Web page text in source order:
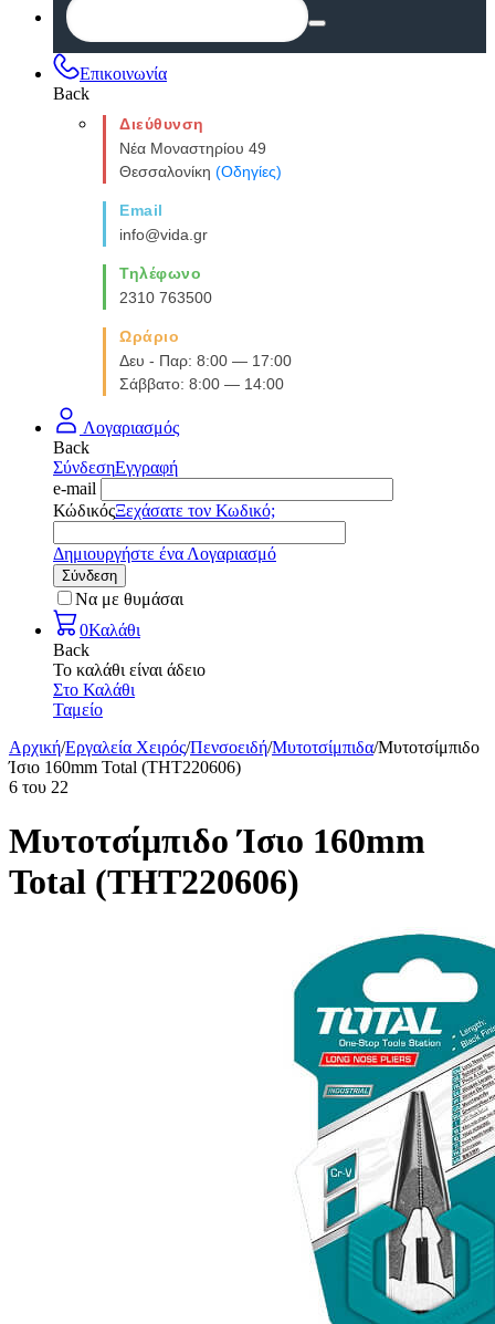
Επικοινωνία
Back
Διεύθυνση
Νέα Μοναστηρίου 49
Θεσσαλονίκη (Οδηγίες)
Email
info@vida.gr
Τηλέφωνο
2310 763500
Ωράριο
Δευ - Παρ: 8:00 — 17:00
Σάββατο: 8:00 — 14:00
Λογαριασμός
Back
ΣύνδεσηΕγγραφή
e-mail
ΚώδικόςΞεχάσατε τον Κωδικό;
Δημιουργήστε ένα Λογαριασμό
Σύνδεση
Να με θυμάσαι
0Καλάθι
Back
Το καλάθι είναι άδειο
Στο Καλάθι
Ταμείο
Αρχική/Εργαλεία Χειρός/Πενσοειδή/Μυτοτσίμπιδα/Μυτοτσίμπιδο
Ίσιο 160mm Total (THT220606)
6 του 22
Μυτοτσίμπιδο Ίσιο 160mm
Total (THT220606)